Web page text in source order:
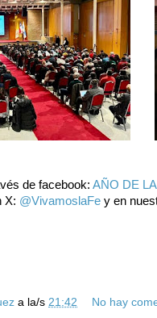
de facebook: AÑO DE
X: @VivamoslaFe y en
a la/s 21:42 No hay